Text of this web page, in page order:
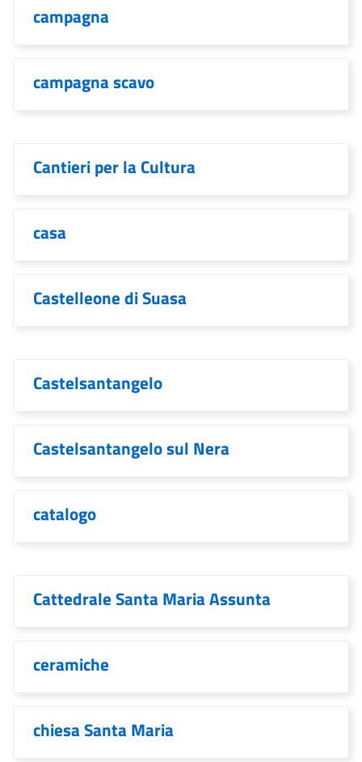
campagna
campagna scavo
Cantieri per la Cultura
casa
Castelleone di Suasa
Castelsantangelo
Castelsantangelo sul Nera
catalogo
Cattedrale Santa Maria Assunta
ceramiche
chiesa Santa Maria